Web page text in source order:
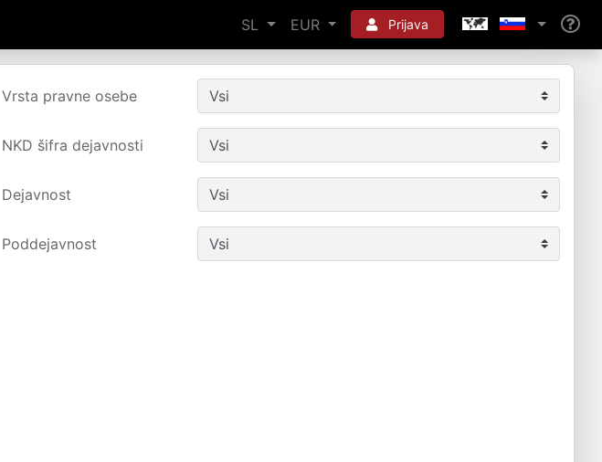
SL EUR Prijava
Vrsta pravne osebe
NKD šifra dejavnosti
Dejavnost
Poddejavnost